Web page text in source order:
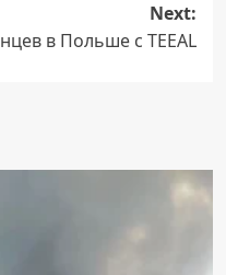
Next:
в Польше с TEEAL